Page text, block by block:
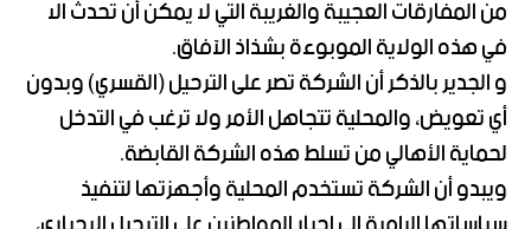
من المفارقات العجيبة والغريبة التي لا يمكن أن تحدث الا
في هذه الولاية الموبوءة بشذاذ الآفاق.
و الجدير بالذكر أن الشركة تصر على الترحيل (القسري) وبدون
أي تعويض، والمحلية تتجاهل الأمر ولا ترغب في التدخل
لحماية الأهالي من تسلط هذه الشركة القابضة.
ويبدو أن الشركة تستخدم المحلية وأجهزتها لتنفيذ